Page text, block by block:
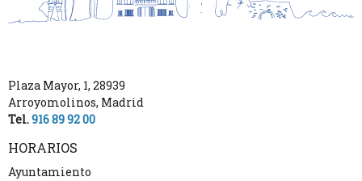
Plaza Mayor, 1, 28939
Arroyomolinos, Madrid
Tel.916 89 92 00
HORARIOS
Ayuntamiento